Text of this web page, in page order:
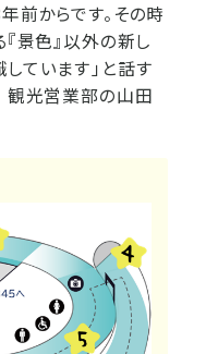
前からです。その時
景色』以外の新し
ています」と話す
観光営業部の山田